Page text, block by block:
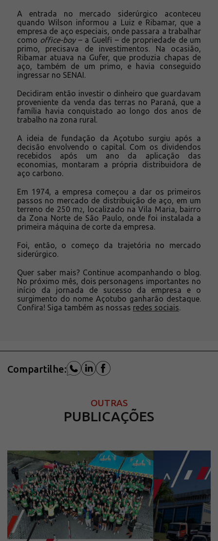
A entrada no mercado siderúrgico aconteceu
quando Wilson informou a Luiz e Ribamar, que a
empresa de aço especiais, onde passara a trabalhar
como office-boy– a Guelfi – de propriedade de um
primo, precisava de investimentos. Na ocasião,
Ribamar atuava na Gufer, que produzia chapas de
aço, também de um primo, e havia conseguido
ingressar no SENAI.
Decidiram então investir o dinheiro que guardavam
proveniente da venda das terras no Paraná, que a
família havia conquistado ao longo dos anos de
trabalho na zona rural.
A ideia de fundação da Açotubo surgiu após a
decisão envolvendo o capital. Com os dividendos
recebidos após um ano da aplicação das
economias, montaram a própria distribuidora de
aço carbono.
Em 1974, a empresa começou a dar os primeiros
passos no mercado de distribuição de aço, em um
terreno de 250 m2, localizado na Vila Maria, bairro
da Zona Norte de São Paulo, onde foi instalada a
primeira máquina de corte da empresa.
Foi, então, o começo da trajetória no mercado
siderúrgico.
Quer saber mais? Continue acompanhando o blog.
No próximo mês, dois personagens importantes no
início da jornada de sucesso da empresa e o
surgimento do nome Açotubo ganharão destaque.
Confira! Siga também as nossas redes sociais.
Compartilhe:
OUTRAS
PUBLICAÇÕES